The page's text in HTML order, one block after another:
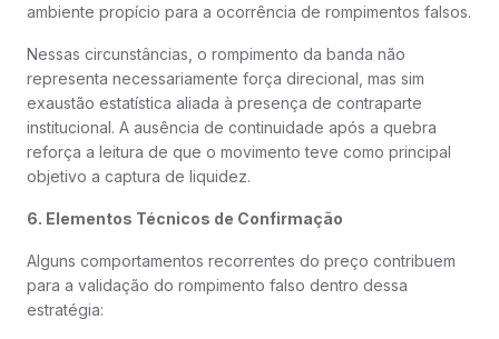
ambiente propício para a ocorrência de rompimentos falsos.
Nessas circunstâncias, o rompimento da banda não
representa necessariamente força direcional, mas sim
exaustão estatística aliada à presença de contraparte
institucional. A ausência de continuidade após a quebra
reforça a leitura de que o movimento teve como principal
objetivo a captura de liquidez.
6. Elementos Técnicos de Confirmação
Alguns comportamentos recorrentes do preço contribuem
para a validação do rompimento falso dentro dessa
estratégia: